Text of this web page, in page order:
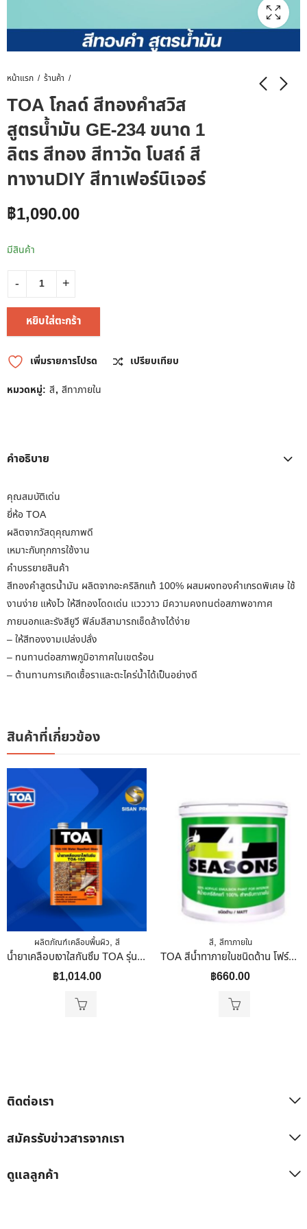
หน้าแรก ร้านค้า
TOA โกลด์ สีทองคำสวิส
สูตรน้ำมัน GE-234 ขนาด 1
ลิตร สีทอง สีทาวัด โบสถ์ สี
ทางานDIY สีทาเฟอร์นิเจอร์
฿1,090.00
มีสินค้า
หยิบใส่ตะกร้า
เพิ่มรายการโปรด
เปรียบเทียบ
หมวดหมู่: สี, สีทาภายใน
คำอธิบาย
คุณสมบัติเด่น
ยี่ห้อ TOA
ผลิตจากวัสดุคุณภาพดี
เหมาะกับทุกการใช้งาน
คำบรรยายสินค้า
สีทองคำสูตรน้ำมัน ผลิตจากอะคริลิกแท้ 100% ผสมผงทองคำเกรดพิเศษ ใช้
งานง่าย แห้งไว ให้สีทองโดดเด่น แวววาว มีความคงทนต่อสภาพอากาศ
ภายนอกและรังสียูวี ฟิล์มสีสามารถเช็ดล้างได้ง่าย
– ให้สีทองงามเปล่งปลั่ง
– ทนทานต่อสภาพภูมิอากาศในเขตร้อน
– ต้านทานการเกิดเชื้อราและตะไคร่น้ำได้เป็นอย่างดี
สินค้าที่เกี่ยวข้อง
ผลิตภัณฑ์เคลือบพื้นผิว, สี
น้ำยาเคลือบเงาใสกันซึม TOA รุ่น 100 ขนาด 1 แกลลอน สี Gloss
฿1,014.00
สี, สีทาภายใน
TOA สีน้ำทาภายในชนิดด้าน โฟร์ซีซั่น 0.9 ลิตร
฿660.00
ติดต่อเรา
สมัครรับข่าวสารจากเรา
ดูแลลูกค้า